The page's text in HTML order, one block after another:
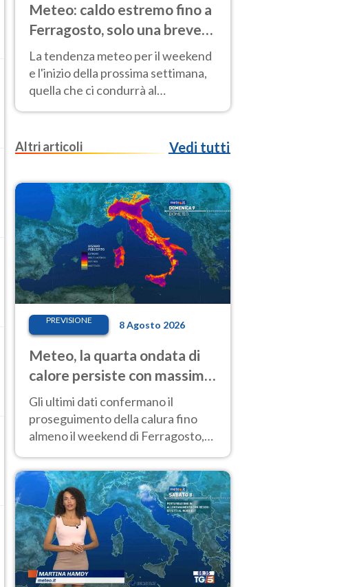
Meteo: caldo estremo fino a
Ferragosto, solo una breve
pausa. Ecco dove
La tendenza meteo per il weekend
e l'inizio della prossima settimana,
quella che ci condurrà al
Ferragosto, vede ancora
Altri articoli
Vedi tutti
PREVISIONE 8 Agosto 2026
Meteo, la quarta ondata di
calore persiste con massime
sempre molto elevate
Gli ultimi dati confermano il
proseguimento della calura fino
almeno il weekend di Ferragosto,
intensificazione prossima
settimana